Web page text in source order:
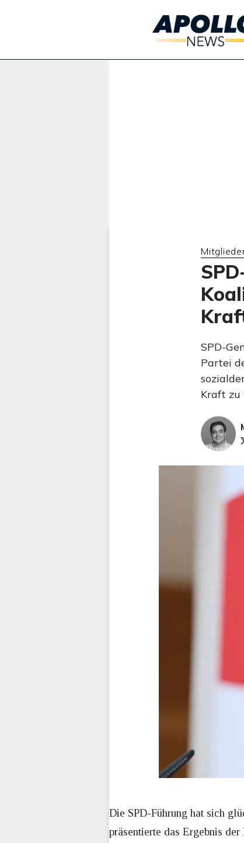
SPD-
Partei
Kraft zu
Die SPD-Führung hat sich
präsentierte das Ergebnis